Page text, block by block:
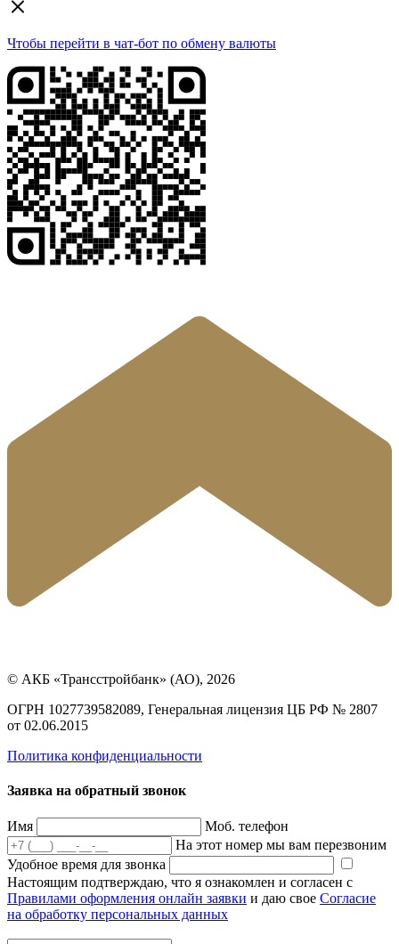
Чтобы перейти в чат-бот по обмену валюты
© АКБ «Трансстройбанк» (АО), 2026
ОГРН 1027739582089, Генеральная лицензия ЦБ РФ № 2807
от 02.06.2015
Политика конфиденциальности
Заявка на обратный звонок
Имя
Моб. телефон
На этот номер мы вам перезвоним
Удобное время для звонка
Настоящим подтверждаю, что я ознакомлен и согласен с
Правилами оформления онлайн заявки и даю свое Согласие
на обработку персональных данных